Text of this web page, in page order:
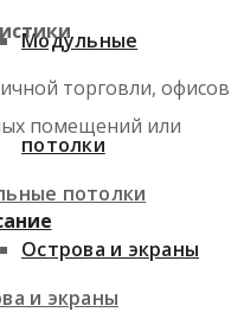
потолки
и экраны
Модульные
потолки
Острова и экраны
торговли, офисов
помещений или